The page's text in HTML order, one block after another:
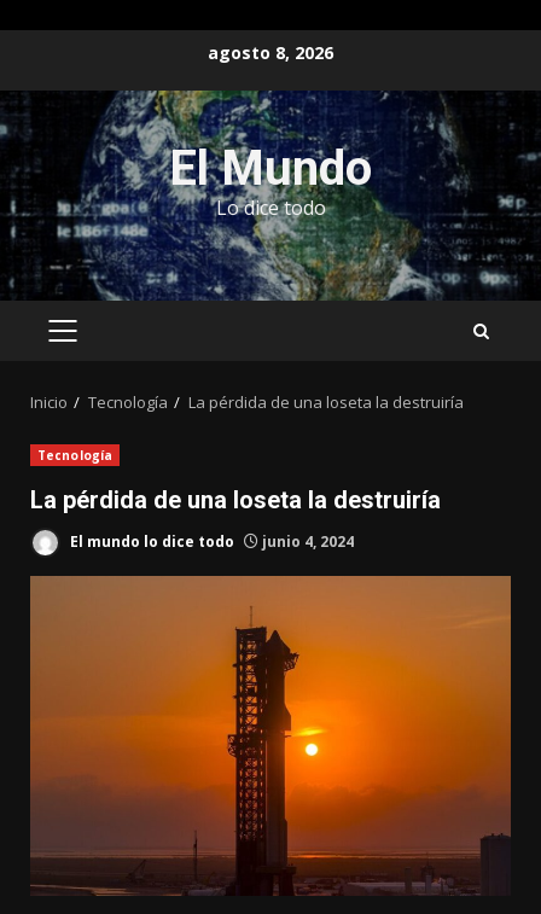
contenido
agosto 8, 2026
El Mundo
Lo dice todo
MENÚ
Inicio Tecnología La pérdida de una loseta la destruiría
Tecnología
La pérdida de una loseta la destruiría
El mundo lo dice todo junio 4, 2024